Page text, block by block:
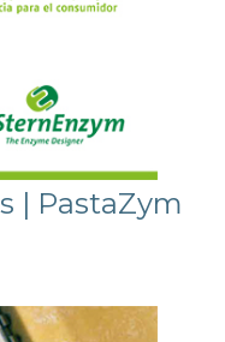
| PastaZym